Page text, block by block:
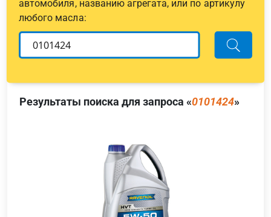
автомобиля, названию агрегата, или по артикулу
любого масла:
Результаты поиска для запроса «0101424»